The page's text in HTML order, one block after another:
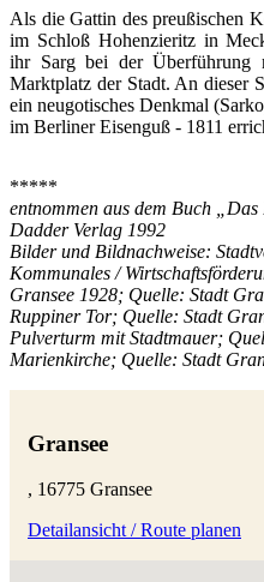
Als die Gattin des preußischen
im Schloß Hohenzieritz in
ihr Sarg bei der Überführung
Marktplatz der Stadt. An dieser
ein neugotisches Denkmal
im Berliner Eisenguß - 1811
*****
entnommen aus dem Buch
Dadder Verlag 1992
Bilder und Bildnachweise:
Kommunales /
Gransee 1928; Quelle: Stadt
Ruppiner Tor; Quelle: Stadt
Pulverturm mit Stadtmauer;
Marienkirche; Quelle: Stadt
Gransee
, 16775 Gransee
Detailansicht / Route planen